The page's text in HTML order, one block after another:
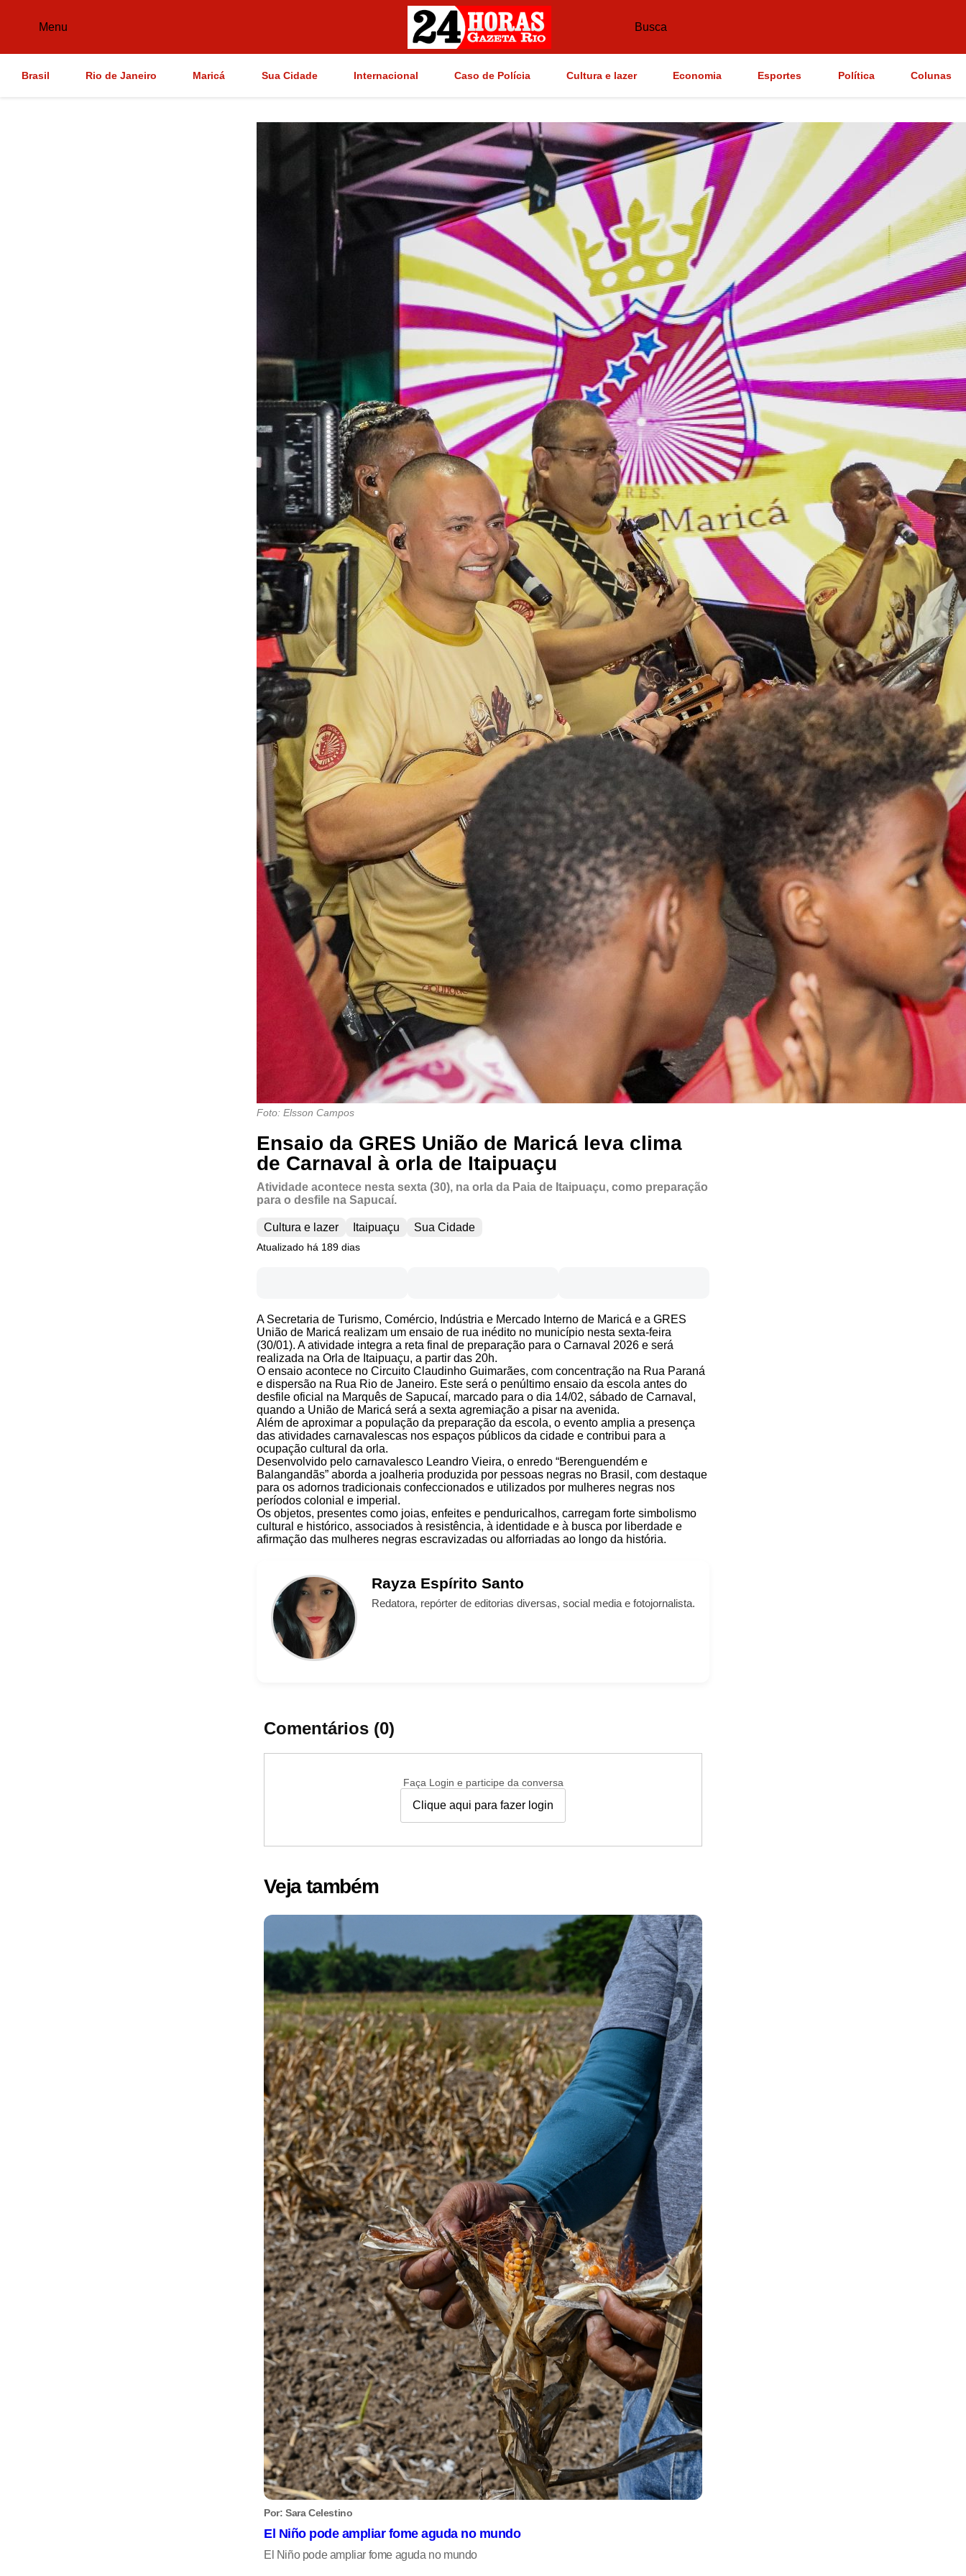
Menu Busca
Brasil Rio de Janeiro Maricá Sua Cidade Internacional Caso de Polícia Cultura e lazer Economia Esportes Política Colunas
Foto: Elsson Campos
Ensaio da GRES União de Maricá leva clima
de Carnaval à orla de Itaipuaçu
Atividade acontece nesta sexta (30), na orla da Paia de Itaipuaçu, como preparação
para o desfile na Sapucaí.
Cultura e lazer Itaipuaçu Sua Cidade
Atualizado há 189 dias
A Secretaria de Turismo, Comércio, Indústria e Mercado Interno de Maricá e a GRES
União de Maricá realizam um ensaio de rua inédito no município nesta sexta-feira
(30/01). A atividade integra a reta final de preparação para o Carnaval 2026 e será
realizada na Orla de Itaipuaçu, a partir das 20h.
O ensaio acontece no Circuito Claudinho Guimarães, com concentração na Rua Paraná
e dispersão na Rua Rio de Janeiro. Este será o penúltimo ensaio da escola antes do
desfile oficial na Marquês de Sapucaí, marcado para o dia 14/02, sábado de Carnaval,
quando a União de Maricá será a sexta agremiação a pisar na avenida.
Além de aproximar a população da preparação da escola, o evento amplia a presença
das atividades carnavalescas nos espaços públicos da cidade e contribui para a
ocupação cultural da orla.
Desenvolvido pelo carnavalesco Leandro Vieira, o enredo “Berenguendém e
Balangandãs” aborda a joalheria produzida por pessoas negras no Brasil, com destaque
para os adornos tradicionais confeccionados e utilizados por mulheres negras nos
períodos colonial e imperial.
Os objetos, presentes como joias, enfeites e penduricalhos, carregam forte simbolismo
cultural e histórico, associados à resistência, à identidade e à busca por liberdade e
afirmação das mulheres negras escravizadas ou alforriadas ao longo da história.
Rayza Espírito Santo
Redatora, repórter de editorias diversas, social media e fotojornalista.
Comentários (0)
Faça Login e participe da conversa
Clique aqui para fazer login
Veja também
Por: Sara Celestino
El Niño pode ampliar fome aguda no mundo
El Niño pode ampliar fome aguda no mundo